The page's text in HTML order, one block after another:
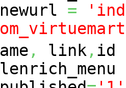
=
, link, id